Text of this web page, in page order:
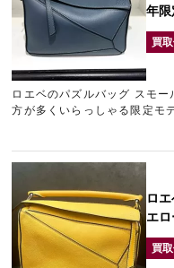
年
買
ロエベのパズルバッグ スモールを
方が多くいらっしゃる限定モ
させ
ロ
エ
買